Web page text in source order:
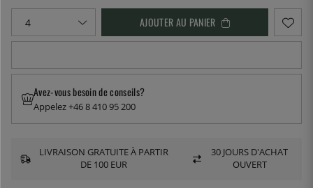
AJOUTER AU PANIER
Avez-vous besoin de conseils?
Appelez +46 8 410 95 200
LIVRAISON GRATUITE À PARTIR
DE 100 EUR
30 JOURS D'ACHAT
OUVERT